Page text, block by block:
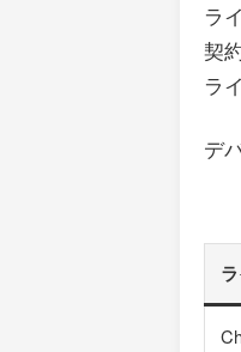
ラ
契
ラ
デ